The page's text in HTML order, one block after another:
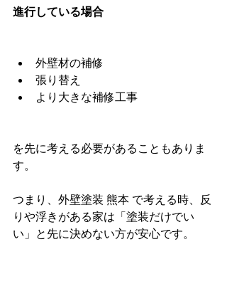
進行している場合
外壁材の補修
張り替え
より大きな補修工事
を先に考える必要があることもありま
す。
つまり、外壁塗装 熊本 で考える時、反
りや浮きがある家は「塗装だけでい
い」と先に決めない方が安心です。